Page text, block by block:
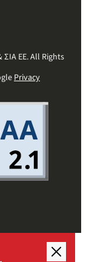
ΕΕ. All Rights
Privacy